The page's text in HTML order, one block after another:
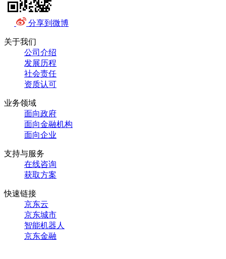
分享到微博
关于我们
公司介绍
发展历程
社会责任
资质认可
业务领域
面向政府
面向金融机构
面向企业
支持与服务
在线咨询
获取方案
快速链接
京东云
京东城市
智能机器人
京东金融